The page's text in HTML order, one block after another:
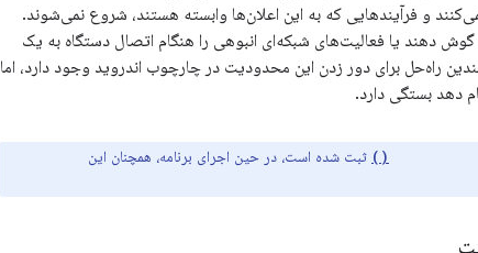
و فرآیندهایی که به این اعلان‌ها وابسته هستند، شروع نمی‌شوند.
گوش دهند یا فعالیت‌های شبکه‌ای انبوهی را هنگام اتصال دستگاه به یک
راه‌حل برای دور زدن این محدودیت در چارچوب اندروید وجود دارد، اما
دهد بستگی دارد.
ثبت شده است، در حین اجرای برنامه، همچنان این